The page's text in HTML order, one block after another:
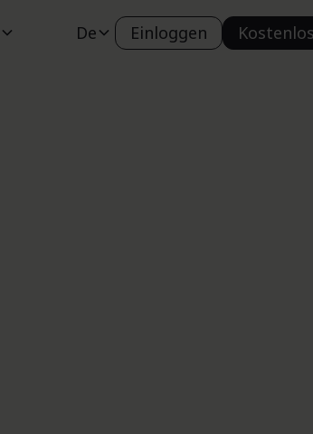
De Einloggen